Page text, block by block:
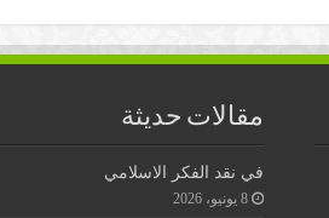
مقالات حديثة
في نقد الفكر الاسلامي
8 يونيو، 2026